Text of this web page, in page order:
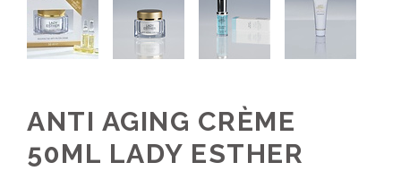
ANTI AGING CRÈME
50ML LADY ESTHER